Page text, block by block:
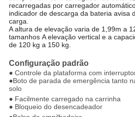
recarregadas por carregador
indicador de descarga da bateria avisa
carga.
A altura de elevação varia de 1,99m a
tamanhos A elevação vertical e a
de 120 kg a 150 kg.
Configuração padrão
● Controle da plataforma com
●Boto de parada de emergência tanto
solo
● Facilmente carregado na carrinha
● Bloqueio do desencadeador